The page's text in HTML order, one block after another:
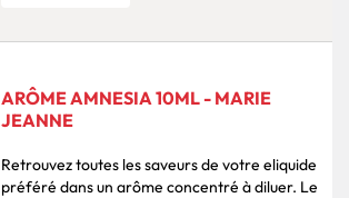
ARÔME AMNESIA 10ML - MARIE
JEANNE
Retrouvez toutes les saveurs de votre eliquide
préféré dans un arôme concentré à diluer. Le